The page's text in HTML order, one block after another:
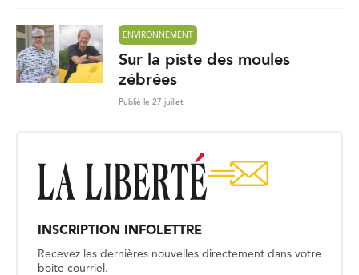
ENVIRONNEMENT
Sur la piste des moules
zébrées
Publié le 27 juillet
INSCRIPTION INFOLETTRE
Recevez les dernières nouvelles directement dans votre
boite courriel.